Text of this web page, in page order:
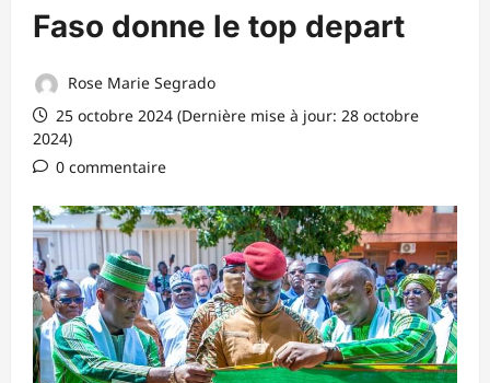
Faso donne le top depart
Rose Marie Segrado
25 octobre 2024 (Dernière mise à jour: 28 octobre
2024)
0 commentaire